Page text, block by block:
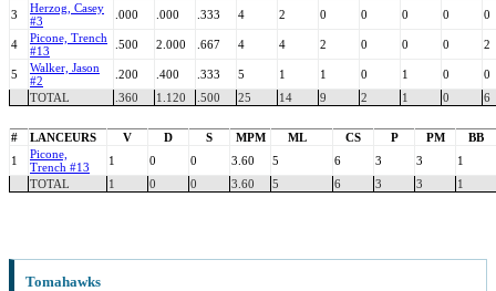
3
Herzog, Casey
#3
.000 .000 .333 4 2 0 0 0 0 0
4
Picone, Trench
#13
.500 2.000 .667 4 4 2 0 0 0 2
5
Walker, Jason
#2
.200 .400 .333 5 1 1 0 1 0
0
TOTAL
.360 1.120 .500 25 14 9 2 1 0 6
# LANCEURS V D S MPM ML CS P PM
BB
1
Picone,
Trench #13
1 0 0 3.60 5 6 3 3
1
TOTAL
1 0 0 3.60 5 6 3 3 1
Tomahawks